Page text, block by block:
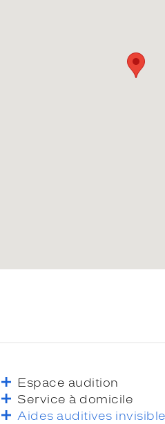
Espace audition
Service à domicile
Aides auditives